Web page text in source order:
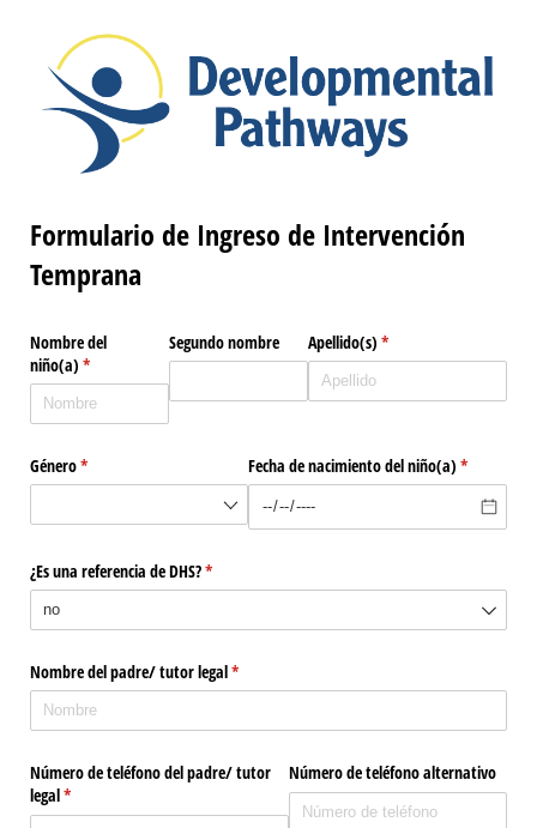
Formulario de Ingreso de Intervención
Temprana
Nombre del
niño(a) *
(required)
Segundo nombre Apellido(s) *
(required)
Género*
(required) Fecha de nacimiento del niño(a) *
(required)
¿Es una referencia de DHS?*
(required)
Nombre del padre/​ tutor legal*
(required)
Número de teléfono del padre/​ tutor
legal*
(required)
Número de teléfono alternativo